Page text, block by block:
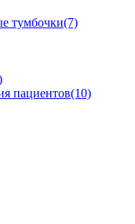
тумбочки(7)
пациентов(10)